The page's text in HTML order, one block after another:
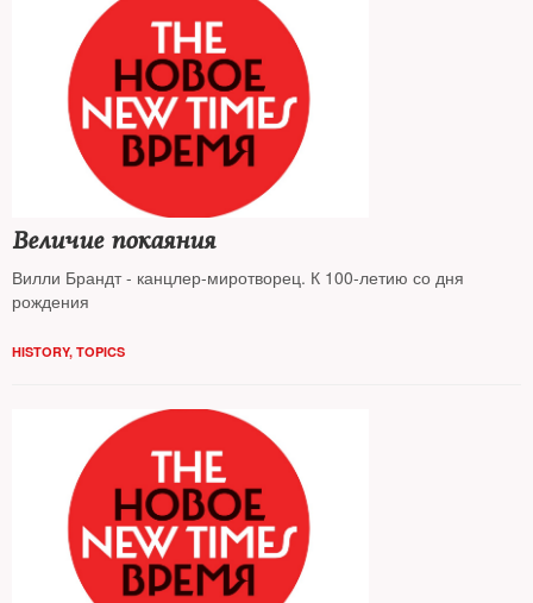
Величие покаяния
Вилли Брандт - канцлер-миротворец. К 100-летию со дня
рождения
HISTORY, TOPICS